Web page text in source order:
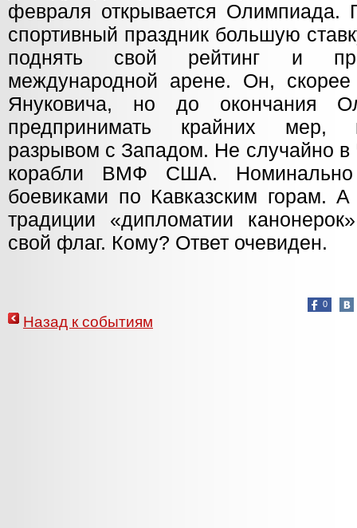
февраля открывается Олимпиада.
спортивный праздник большую
поднять свой рейтинг и
международной арене. Он, скорее
Януковича, но до окончания
предпринимать крайних мер,
разрывом с Западом. Не случайно
корабли ВМФ США.
боевиками по Кавказским горам.
традиции «дипломатии
свой флаг. Кому? Ответ очевиден.
0
Назад к событиям